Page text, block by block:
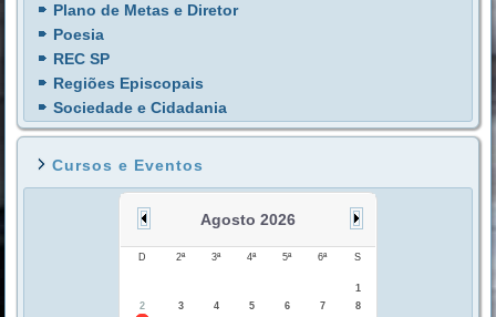
Plano de Metas e Diretor
Poesia
REC SP
Regiões Episcopais
Sociedade e Cidadania
Cursos e Eventos
Agosto 2026
D 2ª 3ª 4ª 5ª 6ª S
1
2
3 4 5 6 7
8